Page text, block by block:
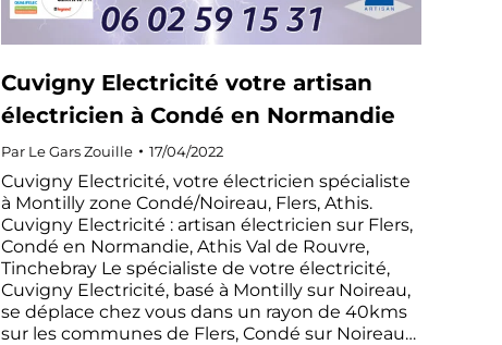
Cuvigny Electricité votre artisan
électricien à Condé en Normandie
Par Le Gars Zouille 17/04/2022
Cuvigny Electricité, votre électricien spécialiste
à Montilly zone Condé/Noireau, Flers, Athis.
Cuvigny Electricité : artisan électricien sur Flers,
Condé en Normandie, Athis Val de Rouvre,
Tinchebray Le spécialiste de votre électricité,
Cuvigny Electricité, basé à Montilly sur Noireau,
se déplace chez vous dans un rayon de 40kms
sur les communes de Flers, Condé sur Noireau…